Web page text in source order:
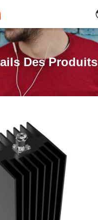
Des Produits